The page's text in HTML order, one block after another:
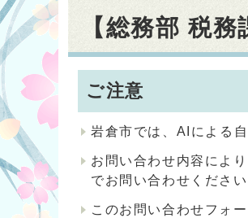
【総務部 税
ご注意
岩倉市では、AIによる
お問い合わせ内容によ
でお問い合わせください
このお問い合わせフォ